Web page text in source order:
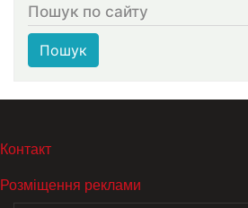
Пошук по сайту
Пошук
МЕНЮ В ПОДВАЛЕ
Контакт
Розміщення реклами